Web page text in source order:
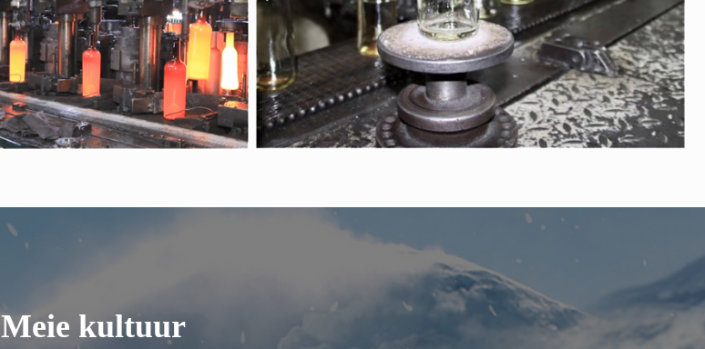
Meie kultuur